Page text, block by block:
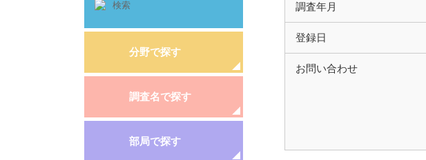
調査年月
登録日
お問い合わせ
分野で探す
調査名で探す
部局で探す